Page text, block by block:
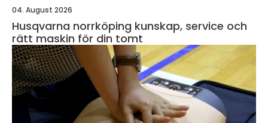
04. August 2026
Husqvarna norrköping kunskap, service och
rätt maskin för din tomt